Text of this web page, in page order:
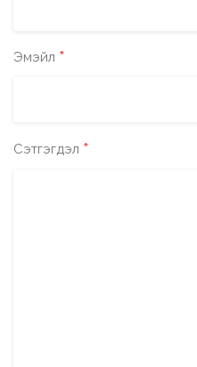
Эмэйл *
Сэтгэгдэл *